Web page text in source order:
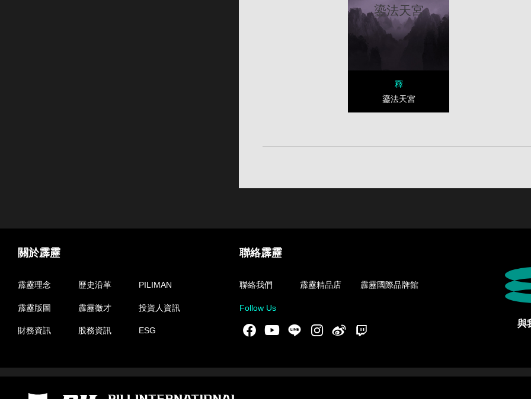
鎏法天宮
釋
鎏法天宮
關於霹靂
霹靂理念 歷史沿革 PILIMAN
霹靂版圖 霹靂徵才 投資人資訊
財務資訊 股務資訊 ESG
聯絡霹靂
聯絡我們 霹靂精品店 霹靂國際品牌館
Follow Us
Facebook
YoutubeLINE Instgram新浪微博 與